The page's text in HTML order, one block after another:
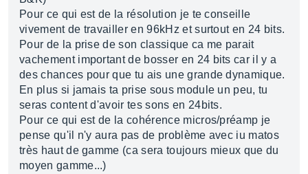
Pour ce qui est de la résolution je te conseille
vivement de travailler en 96kHz et surtout en 24 bits.
Pour de la prise de son classique ca me parait
vachement important de bosser en 24 bits car il y a
des chances pour que tu ais une grande dynamique.
En plus si jamais ta prise sous module un peu, tu
seras content d'avoir tes sons en 24bits.
Pour ce qui est de la cohérence micros/préamp je
pense qu'il n'y aura pas de problème avec iu matos
très haut de gamme (ca sera toujours mieux que du
moyen gamme...)